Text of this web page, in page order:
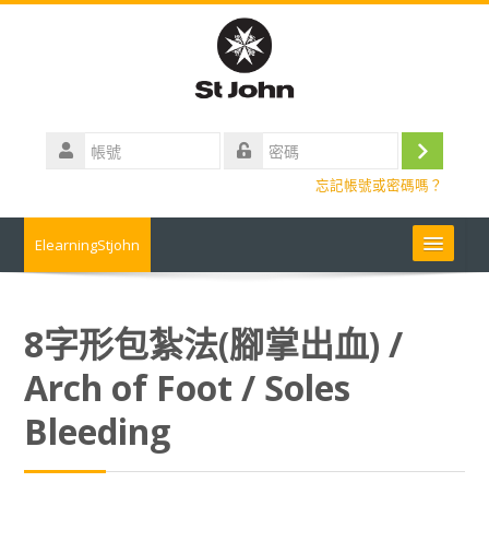
號
登
忘記帳號或密碼嗎？
ElearningStjohn
Contact us 聯絡我們
Contact us
常見問題
8字形包紮法(腳掌出血) /
Arch of Foot / Soles
Bleeding